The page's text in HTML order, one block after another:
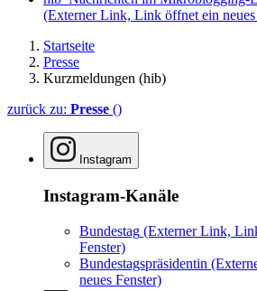
(Externer Link, Link öffnet ein neues
Startseite
Presse
Kurzmeldungen (hib)
zurück zu: Presse ()
Instagram
Instagram-Kanäle
Bundestag (Externer Link,
Fenster)
Bundestagspräsidentin
neues Fenster)